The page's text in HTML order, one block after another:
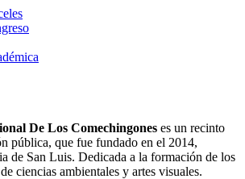
De Los Comechingones es un recinto
pública, que fue fundado en el 2014,
de San Luis. Dedicada a la formación de los
ciencias ambientales y artes visuales.